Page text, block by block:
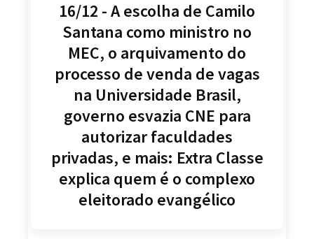
16/12 - A escolha de Camilo
Santana como ministro no
MEC, o arquivamento do
processo de venda de vagas
na Universidade Brasil,
governo esvazia CNE para
autorizar faculdades
privadas, e mais: Extra Classe
explica quem é o complexo
eleitorado evangélico